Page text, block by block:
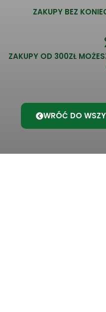
ZAKUPY BEZ
ZAKUPY OD 300ZŁ
WRÓĆ DO